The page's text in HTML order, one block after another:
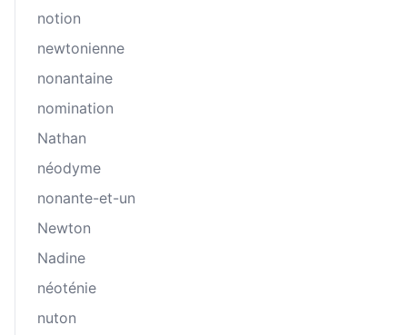
notion
newtonienne
nonantaine
nomination
Nathan
néodyme
nonante-et-un
Newton
Nadine
néoténie
nuton